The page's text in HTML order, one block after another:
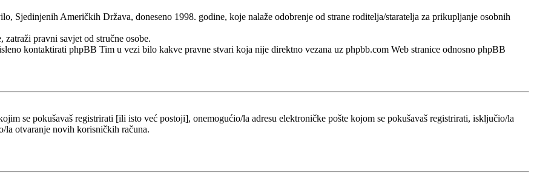
Sjedinjenih Američkih Država, doneseno 1998. godine, koje nalaže odobrenje od strane roditelja/staratelja za prikupljanje osobnih
pravni savjet od stručne osobe.
kontaktirati phpBB Tim u vezi bilo kakve pravne stvari koja nije direktno vezana uz phpbb.com Web stranice odnosno phpBB
se pokušavaš registrirati [ili isto već postoji], onemogućio/la adresu elektroničke pošte kojom se pokušavaš registrirati, isključio/la
la otvaranje novih korisničkih računa.